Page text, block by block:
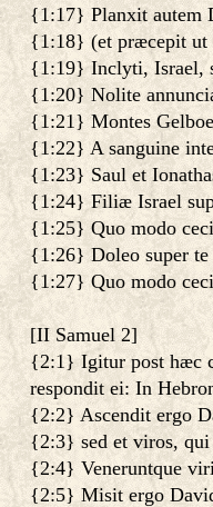
{1:17} Planxit autem
{1:18} (et præcepit ut
{1:19} Inclyti, Israel,
{1:20} Nolite
{1:21} Montes
{1:22} A sanguine
{1:23} Saul et
{1:24} Filiæ Israel
{1:25} Quo modo
{1:26} Doleo super te
{1:27} Quo modo
[II Samuel 2]
{2:1} Igitur post hæc
respondit ei: In
{2:2} Ascendit ergo
{2:3} sed et viros, qui
{2:4} Veneruntque
{2:5} Misit ergo